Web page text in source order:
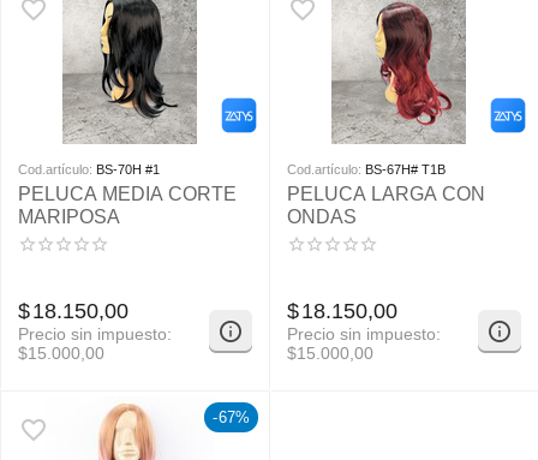
Cod.artículo: BS-70H #1
PELUCA MEDIA CORTE
MARIPOSA
$18.150,00
Precio sin impuesto:
$15.000,00
Cod.artículo: BS-67H# T1B
PELUCA LARGA CON
ONDAS
$18.150,00
Precio sin impuesto:
$15.000,00
-67%